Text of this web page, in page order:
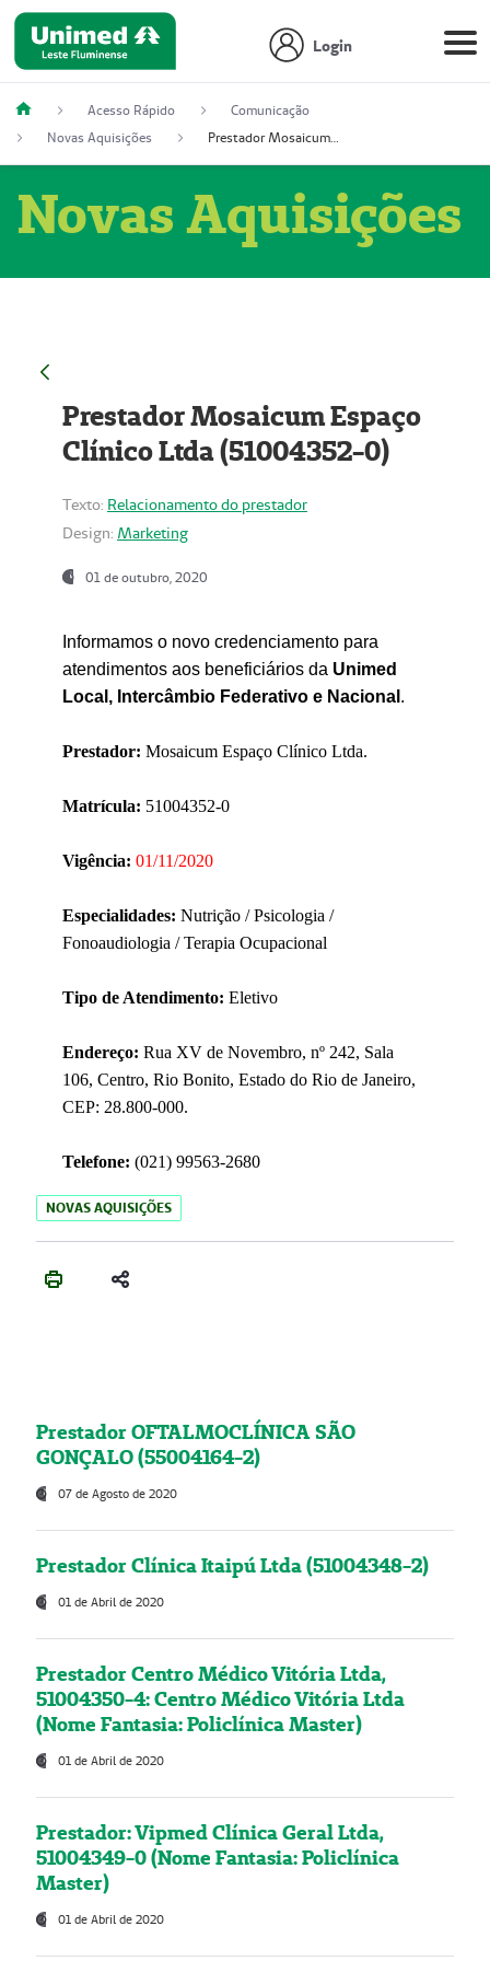
Login
Acesso Rápido
Comunicação
Novas Aquisições
Prestador Mosaicum Espaço Clínico Ltda (51004352-0)
Novas Aquisições
Prestador Mosaicum Espaço
Clínico Ltda (51004352-0)
Texto: Relacionamento do prestador
Design: Marketing
01 de outubro, 2020
Informamos o novo credenciamento para
atendimentos aos beneficiários da Unimed
Local, Intercâmbio Federativo e Nacional .
Prestador: Mosaicum Espaço Clínico Ltda.
Matrícula: 51004352-0
Vigência: 01/11/2020
Especialidades: Nutrição / Psicologia /
Fonoaudiologia / Terapia Ocupacional
Tipo de Atendimento: Eletivo
Endereço: Rua XV de Novembro, nº 242, Sala
106, Centro, Rio Bonito, Estado do Rio de Janeiro,
CEP: 28.800-000.
Telefone: (021) 99563-2680
NOVAS AQUISIÇÕES
Prestador OFTALMOCLÍNICA SÃO
GONÇALO (55004164-2)
07 de Agosto de 2020
Prestador Clínica Itaipú Ltda (51004348-2)
01 de Abril de 2020
Prestador Centro Médico Vitória Ltda,
51004350-4: Centro Médico Vitória Ltda
(Nome Fantasia: Policlínica Master)
01 de Abril de 2020
Prestador: Vipmed Clínica Geral Ltda,
51004349-0 (Nome Fantasia: Policlínica
Master)
01 de Abril de 2020